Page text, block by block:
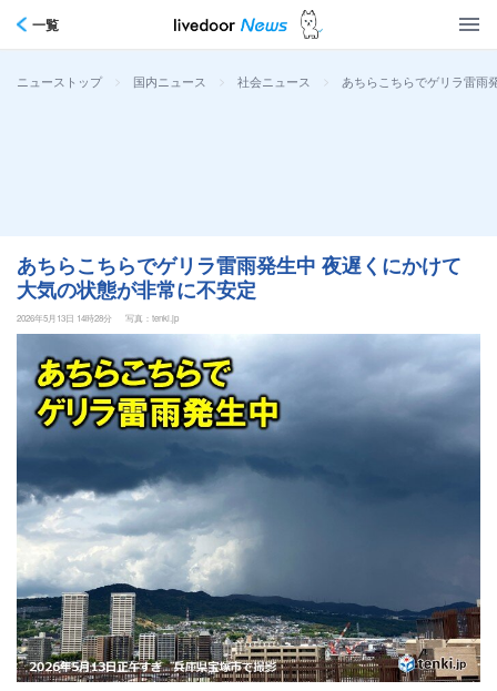
一覧
ニューストップ > 国内ニュース > 社会ニュース > あちらこちらでゲリラ雷雨
あちらこちらでゲリラ雷雨発生中 夜遅くにかけて
大気の状態が非常に不安定
2026年5月13日 14時28分 写真：tenki.jp